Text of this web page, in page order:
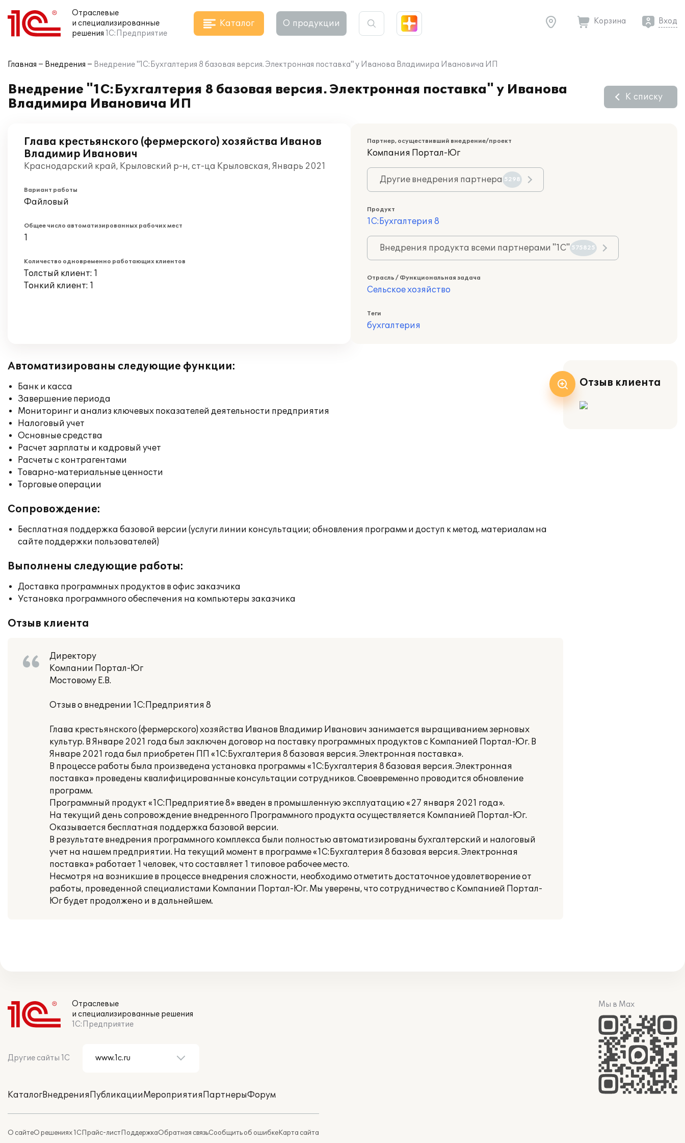
Отраслевые
и специализированные
решения 1С:Предприятие
Каталог О продукции Корзина Вход
Главная Внедрения Внедрение "1С:Бухгалтерия 8 базовая версия. Электронная поставка" у Иванова Владимира Ивановича ИП
Внедрение "1С:Бухгалтерия 8 базовая версия. Электронная поставка" у Иванова
Владимира Ивановича ИП
К списку
Глава крестьянского (фермерского) хозяйства Иванов
Владимир Иванович
Краснодарский край, Крыловский р-н, ст-ца Крыловская, Январь 2021
Вариант работы
Файловый
Общее число автоматизированных рабочих мест
1
Количество одновременно работающих клиентов
Толстый клиент: 1
Тонкий клиент: 1
Партнер, осуществивший внедрение/проект
Компания Портал-Юг
Другие внедрения партнера 5298
Продукт
1С:Бухгалтерия 8
Внедрения продукта всеми партнерами "1С" 575825
Отрасль / Функциональная задача
Сельское хозяйство
Теги
бухгалтерия
Автоматизированы следующие функции:
Банк и касса
Завершение периода
Мониторинг и анализ ключевых показателей деятельности предприятия
Налоговый учет
Основные средства
Расчет зарплаты и кадровый учет
Расчеты с контрагентами
Товарно-материальные ценности
Торговые операции
Сопровождение:
Бесплатная поддержка базовой версии (услуги линии консультации; обновления программ и доступ к метод. материалам на
сайте поддержки пользователей)
Выполнены следующие работы:
Доставка программных продуктов в офис заказчика
Установка программного обеспечения на компьютеры заказчика
Отзыв клиента
Директору
Компании Портал-Юг
Мостовому Е.В.
Отзыв о внедрении 1С:Предприятия 8
Глава крестьянского (фермерского) хозяйства Иванов Владимир Иванович занимается выращиванием зерновых
культур. В Январе 2021 года был заключен договор на поставку программных продуктов с Компанией Портал-Юг. В
Январе 2021 года был приобретен ПП «1С:Бухгалтерия 8 базовая версия. Электронная поставка».
В процессе работы была произведена установка программы «1С:Бухгалтерия 8 базовая версия. Электронная
поставка» проведены квалифицированные консультации сотрудников. Своевременно проводится обновление
программ.
Программный продукт «1С:Предприятие 8» введен в промышленную эксплуатацию «27 января 2021 года».
На текущий день сопровождение внедренного Программного продукта осуществляется Компанией Портал-Юг.
Оказывается бесплатная поддержка базовой версии.
В результате внедрения программного комплекса были полностью автоматизированы бухгалтерский и налоговый
учет на нашем предприятии. На текущий момент в программе «1С:Бухгалтерия 8 базовая версия. Электронная
поставка» работает 1 человек, что составляет 1 типовое рабочее место.
Несмотря на возникшие в процессе внедрения сложности, необходимо отметить достаточное удовлетворение от
работы, проведенной специалистами Компании Портал-Юг. Мы уверены, что сотрудничество с Компанией Портал-
Юг будет продолжено и в дальнейшем.
Отзыв клиента
Отраслевые
и специализированные решения
1С:Предприятие
Другие сайты 1С
КаталогВнедренияПубликацииМероприятияПартнерыФорум
О сайтеО решениях 1СПрайс-листПоддержкаОбратная связьСообщить об ошибкеКарта сайта
Мы в Max